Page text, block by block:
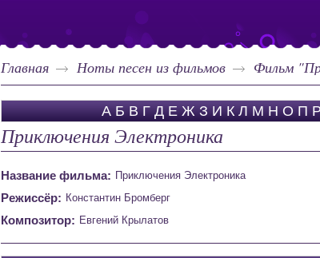
Главная Ноты песен из фильмов Фильм
А Б В Г Д Е Ж З И К Л М Н О П
Приключения Электроника
Название фильма: Приключения Электроника
Режиссёр: Константин Бромберг
Композитор: Евгений Крылатов